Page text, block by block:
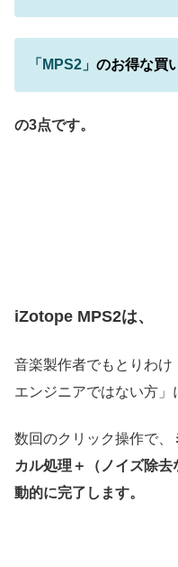
「MPS2」 のお得な買
の3点です。
iZotope MPS2は、
音楽製作者でもとりわけ
エンジニアではない方」
数回のクリック操作で、
カル処理＋（ノイズ除
動的に完了します。